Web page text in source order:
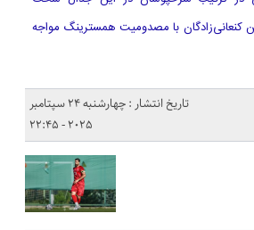
با مصدومیت همسترینگ مواجه
تاریخ انتشار : چهارشنبه 24 سپتامبر
2025 - 22:45